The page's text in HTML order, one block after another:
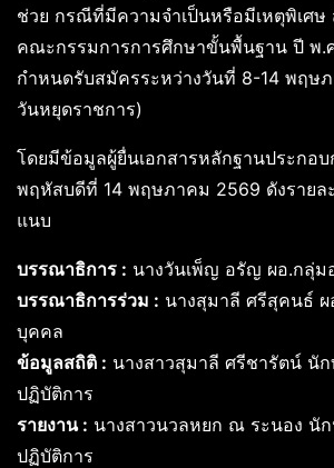
ช่วย กรณีที่มีความจำเป็นหรือมีเหตุพิเศษ
คณะกรรมการการศึกษาขั้นพื้นฐาน ปี พ.
กำหนดรับสมัครระหว่างวันที่ 8-14 พฤษ
วันหยุดราชการ)
โดยมีข้อมูลผู้ยื่นเอกสารหลักฐานประกอ
พฤหัสบดีที่ 14 พฤษภาคม 2569 ดังรายล
แนบ
บรรณาธิการ : นางวันเพ็ญ อรัญ ผอ.กลุ่ม
บรรณาธิการร่วม : นางสุมาลี ศรีสุคนธ์
บุคคล
ข้อมูลสถิติ : นางสาวสุมาลี ศรีชารัตน์ นั
ปฏิบัติการ
รายงาน : นางสาวนวลหยก ณ ระนอง นั
ปฏิบัติการ